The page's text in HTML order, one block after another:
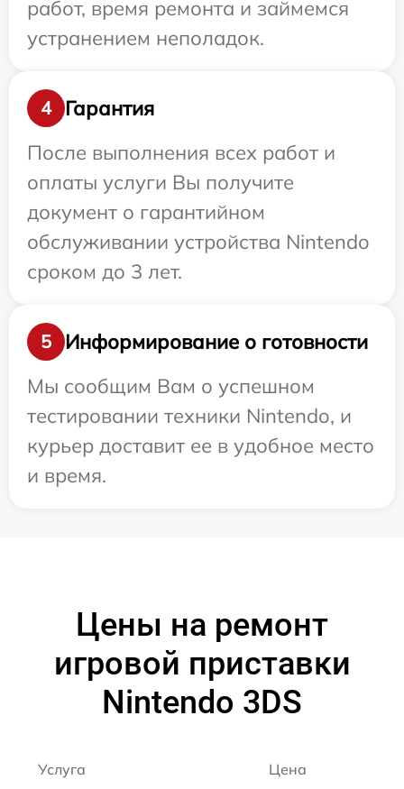
работ, время ремонта и займемся
устранением неполадок.
4
Гарантия
После выполнения всех работ и
оплаты услуги Вы получите
документ о гарантийном
обслуживании устройства Nintendo
сроком до 3 лет.
5
Информирование о готовности
Мы сообщим Вам о успешном
тестировании техники Nintendo, и
курьер доставит ее в удобное место
и время.
Цены на ремонт
игровой приставки
Nintendo 3DS
Услуга Цена